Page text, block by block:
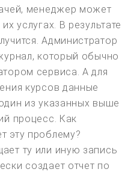
менеджер может
услугах. В результате
Администратор
который обычно
сервиса. А для
курсов данные
из указанных выше
процесс. Как
эту проблему?
ту или иную запись
создает отчет по